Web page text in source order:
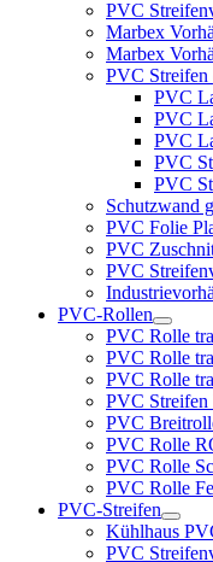
PVC
Marbex
Marbex
PVC Streifen
PVC
PVC
PVC
PVC
PVC
Schutzwand
PVC Folie
PVC
PVC
PVC-Rollen
PVC Rolle
PVC Rolle
PVC Rolle
PVC Streifen
PVC
PVC Rolle
PVC Rolle
PVC Rolle
PVC-Streifen
Kühlhaus
PVC